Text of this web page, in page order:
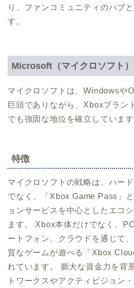
り、ファンコミュニティのハブ
す。
Microsoft（マイクロソフト）
マイクロソフトは、Windowsや
巨頭でありながら、Xboxブラン
でも強固な地位を確立しています
特徴
マイクロソフトの戦略は、ハー
でなく、「Xbox Game Pass」
ョンサービスを中心としたエコ
ます。 Xbox本体だけでなく、
ートフォン、クラウドを通じて
質なゲームが遊べる「Xbox
れています。 膨大な資金力を背
トワークスやアクティビジョン